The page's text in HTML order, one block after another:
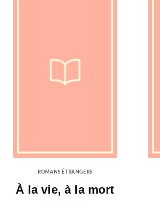
ROMANS ÉTRANGERS
À la vie, à la mort